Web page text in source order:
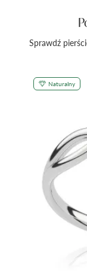
Sprawdź
Naturalny